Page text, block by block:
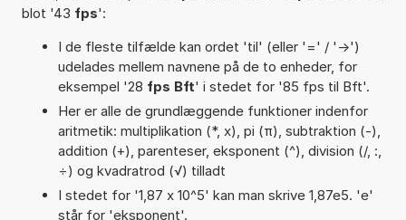
blot '43 fps':
I de fleste tilfælde kan ordet 'til' (eller '=' / '->')
udelades mellem navnene på de to enheder, for
eksempel '28 fps Bft' i stedet for '85 fps til Bft'.
Her er alle de grundlæggende funktioner indenfor
aritmetik: multiplikation (*, x), pi (π), subtraktion (-),
addition (+), parenteser, eksponent (^), division (/, :,
÷) og kvadratrod (√) tilladt
I stedet for '1,87 x 10^5' kan man skrive 1,87e5. 'e'
står for 'eksponent'.